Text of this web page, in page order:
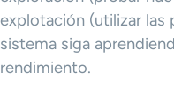
explotación (utilizar las
sistema siga
rendimiento.